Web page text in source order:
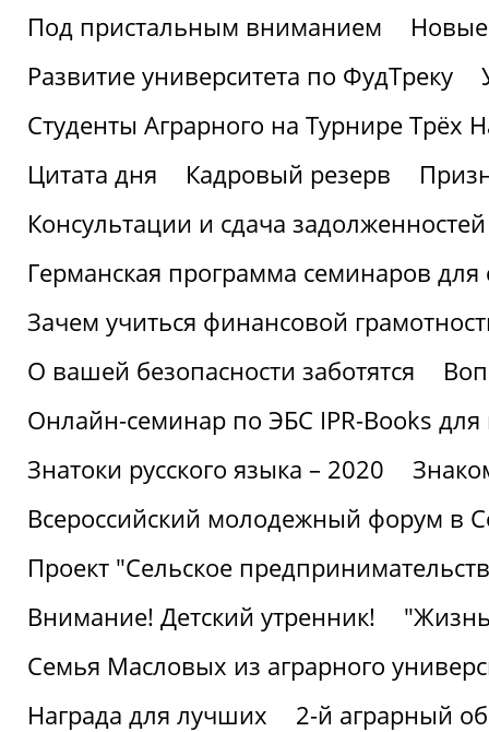
Под пристальным вниманием
Развитие университета по ФудТреку
Студенты Аграрного на Турнире Трёх
Цитата дня
Кадровый резерв
Консультации и сдача
Германская программа семинаров для
Зачем учиться финансовой
О вашей безопасности заботятся
Онлайн-семинар по ЭБС IPR-Books для
Знатоки русского языка – 2020
Всероссийский молодежный форум в
Проект "Сельское
Внимание! Детский утренник!
Семья Масловых из аграрного
Награда для лучших
2-й аграрный